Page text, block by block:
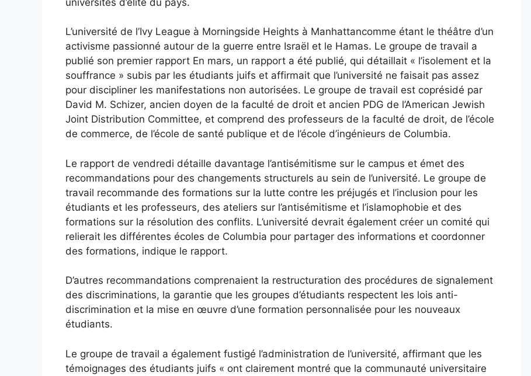
L’université de l’Ivy League à Morningside Heights à Manhattancomme étant le théâtre d’un
activisme passionné autour de la guerre entre Israël et le Hamas. Le groupe de travail a
publié son premier rapport En mars, un rapport a été publié, qui détaillait « l’isolement et la
souffrance » subis par les étudiants juifs et affirmait que l’université ne faisait pas assez
pour discipliner les manifestations non autorisées. Le groupe de travail est coprésidé par
David M. Schizer, ancien doyen de la faculté de droit et ancien PDG de l’American Jewish
Joint Distribution Committee, et comprend des professeurs de la faculté de droit, de l’école
de commerce, de l’école de santé publique et de l’école d’ingénieurs de Columbia.
Le rapport de vendredi détaille davantage l’antisémitisme sur le campus et émet des
recommandations pour des changements structurels au sein de l’université. Le groupe de
travail recommande des formations sur la lutte contre les préjugés et l’inclusion pour les
étudiants et les professeurs, des ateliers sur l’antisémitisme et l’islamophobie et des
formations sur la résolution des conflits. L’université devrait également créer un comité qui
relierait les différentes écoles de Columbia pour partager des informations et coordonner
des formations, indique le rapport.
D’autres recommandations comprenaient la restructuration des procédures de signalement
des discriminations, la garantie que les groupes d’étudiants respectent les lois anti-
discrimination et la mise en œuvre d’une formation personnalisée pour les nouveaux
étudiants.
Le groupe de travail a également fustigé l’administration de l’université, affirmant que les
témoignages des étudiants juifs « ont clairement montré que la communauté universitaire